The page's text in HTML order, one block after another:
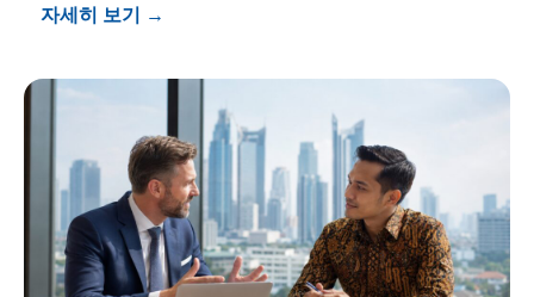
자세히 보기 →